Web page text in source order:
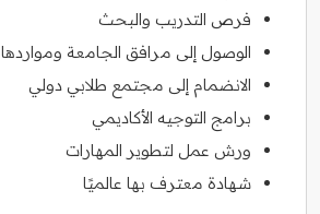
فرص التدريب والبحث
الوصول إلى مرافق الجامعة ومواردها
الانضمام إلى مجتمع طلابي دولي
برامج التوجيه الأكاديمي
ورش عمل لتطوير المهارات
شهادة معترف بها عالميًا